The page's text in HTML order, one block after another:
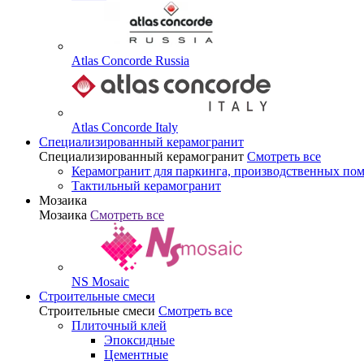
Atlas Concorde Russia
Atlas Concorde Italy
Специализированный керамогранит
Специализированный керамогранит Смотреть все
Керамогранит для паркинга, производственных
Тактильный керамогранит
Мозаика
Мозаика Смотреть все
NS Mosaic
Строительные смеси
Строительные смеси Смотреть все
Плиточный клей
Эпоксидные
Цементные